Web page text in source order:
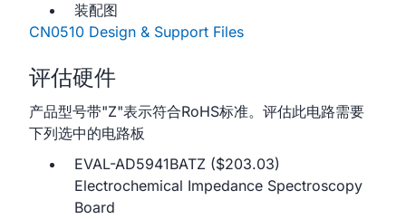
装配图
CN0510 Design & Support Files
评估硬件
产品型号带"Z"表示符合RoHS标准。评估此电路需要
下列选中的电路板
EVAL-AD5941BATZ ($203.03)
Electrochemical Impedance Spectroscopy
Board